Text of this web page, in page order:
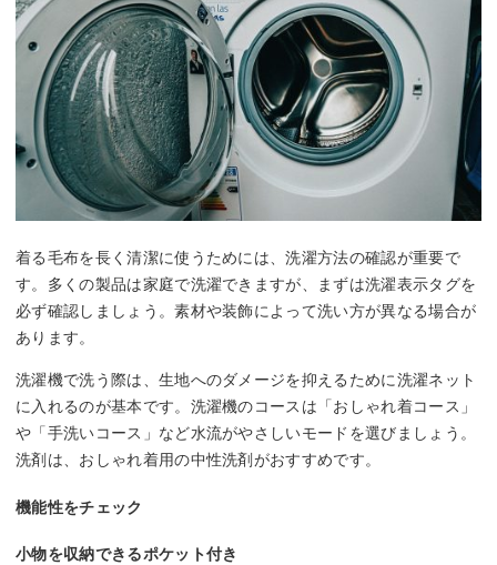
着る毛布を長く清潔に使うためには、洗濯方法の確認が重要で
す。多くの製品は家庭で洗濯できますが、まずは洗濯表示タグを
必ず確認しましょう。素材や装飾によって洗い方が異なる場合が
あります。
洗濯機で洗う際は、生地へのダメージを抑えるために洗濯ネット
に入れるのが基本です。洗濯機のコースは「おしゃれ着コース」
や「手洗いコース」など水流がやさしいモードを選びましょう。
洗剤は、おしゃれ着用の中性洗剤がおすすめです。
機能性をチェック
小物を収納できるポケット付き